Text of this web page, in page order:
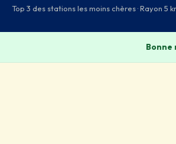
Top 3 des stations les moins chères · Rayon 5
Bonne